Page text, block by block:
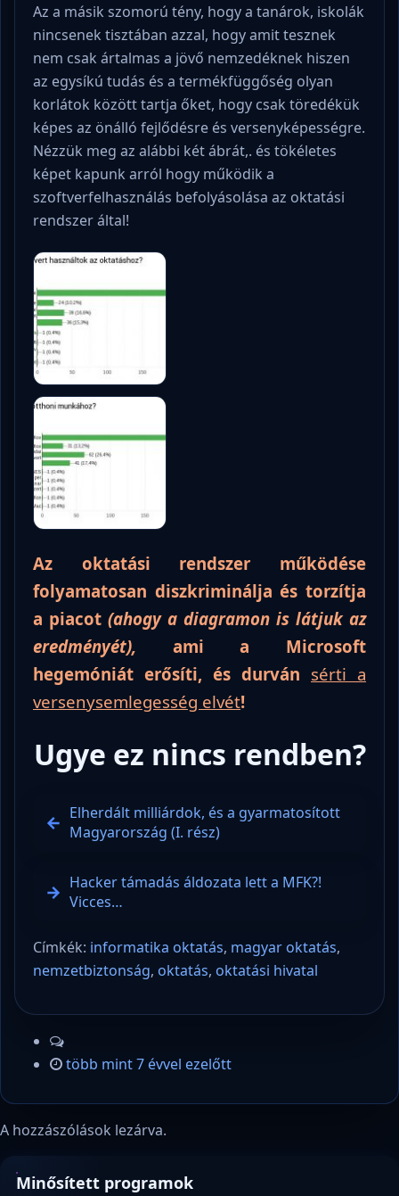
Az a másik szomorú tény, hogy a tanárok, iskolák
nincsenek tisztában azzal, hogy amit tesznek
nem csak ártalmas a jövő nemzedéknek hiszen
az egysíkú tudás és a termékfüggőség olyan
korlátok között tartja őket, hogy csak töredékük
képes az önálló fejlődésre és versenyképességre.
Nézzük meg az alábbi két ábrát,. és tökéletes
képet kapunk arról hogy működik a
szoftverfelhasználás befolyásolása az oktatási
rendszer által!
Az oktatási rendszer működése
folyamatosan diszkriminálja és torzítja
a piacot (ahogy a diagramon is látjuk az
eredményét), ami a Microsoft
hegemóniát erősíti, és durván sérti a
versenysemlegesség elvét!
Ugye ez nincs rendben?
Elherdált milliárdok, és a gyarmatosított
Magyarország (I. rész)
Hacker támadás áldozata lett a MFK?!
Vicces…
Címkék: informatika oktatás, magyar oktatás,
nemzetbiztonság, oktatás, oktatási hivatal
több mint 7 évvel ezelőtt
A hozzászólások lezárva.
Minősített programok